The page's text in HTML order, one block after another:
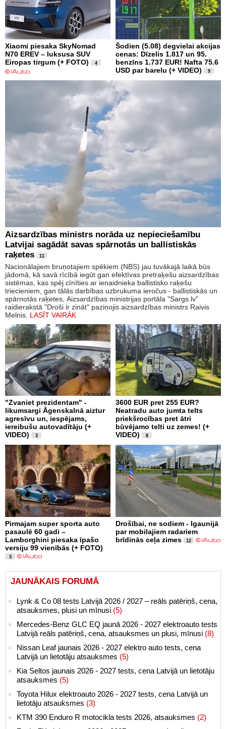
Xiaomi piesaka SkyNomad
N70 EREV – luksusa SUV
Eiropas tirgum (+ FOTO)
4
Šodien (5.08) degvielai akcijas
cenas: Dīzelis 1.817 un 95.
benzīns 1.737 EUR! Nafta 75.6
USD par barelu (+ VIDEO)
9
Aizsardzības ministrs norāda uz nepieciešamību
Latvijai sagādāt savas spārnotās un ballistiskās
raķetes
11
Nacionālajiem bruņotajiem spēkiem (NBS) jau tuvākajā laikā būs
jādomā, kā savā rīcībā iegūt gan efektīvas pretraķešu aizsardzības
sistēmas, kas spēj cīnīties ar ienaidnieka ballistisko raķešu
triecieniem, gan tālās darbības uzbrukuma ieročus - ballistiskās un
spārnotās raķetes, Aizsardzības ministrijas portāla "Sargs.lv"
raidierakstā "Droši ir zināt" paziņojis aizsardzības ministrs Raivis
Melnis. LASĪT VAIRĀK
"Zvaniet prezidentam" -
likumsargi Āgenskalnā aiztur
agresīvu un, iespējams,
iereibušu autovadītāju (+
VIDEO)
3
3600 EUR pret 255 EUR?
Neatradu auto jumta telts
priekšrocības pret ātri
būvējamo telti uz zemes! (+
VIDEO)
8
Pirmajam super sporta auto
pasaulē 60 gadi –
Lamborghini piesaka īpašo
versiju 99 vienībās (+ FOTO)
3
Drošībai, ne sodiem - Igaunijā
par mobilajiem radariem
brīdinās ceļa zimes
12
JAUNĀKAIS FORUMĀ
Lynk & Co 08 tests Latvijā 2026 / 2027 – reāls patēriņš, cena,
atsauksmes, plusi un mīnusi (5)
Mercedes-Benz GLC EQ jaunā 2026 - 2027 elektroauto tests
Latvijā reāls patēriņš, cena, atsauksmes un plusi, mīnusi (8)
Nissan Leaf jaunais 2026 - 2027 elektro auto tests, cena
Latvijā un lietotāju atsauksmes (5)
Kia Seltos jaunais 2026 - 2027 tests, cena Latvijā un lietotāju
atsauksmes (5)
Toyota Hilux elektroauto 2026 - 2027 tests, cena Latvijā un
lietotāju atsauksmes (3)
KTM 390 Enduro R motocikla tests 2026, atsauksmes (2)